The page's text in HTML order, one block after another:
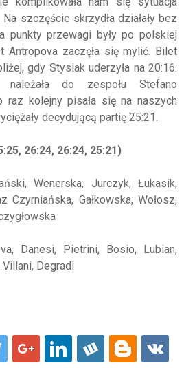
szczęście skrzydła działały bez
punkty przewagi były po polskiej
Antropova zaczęła się mylić. Bilet
gdy Stysiak uderzyła na 20:16.
należała do zespołu Stefano
raz kolejny pisała się na naszych
decydującą partię 25:21.
26:24, 26:24, 25:21)
Wenerska, Jurczyk, Łukasik,
Gałkowska, Wołosz,
Danesi, Pietrini, Bosio, Lubian,
Degradi